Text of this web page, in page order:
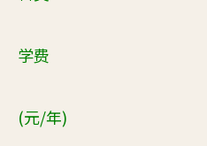
学费
(元/年)